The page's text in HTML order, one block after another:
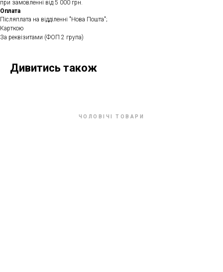
при замовленні від 5 000 грн.
Оплата
Післяплата на відділенні "Нова Пошта";
Карткою
За реквізитами (ФОП 2 група)
Дивитись також
ЧОЛОВІЧІ ТОВАРИ